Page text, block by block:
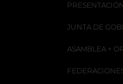
PRESENTACIÓN
JUNTA DE
ASAMBLEA +